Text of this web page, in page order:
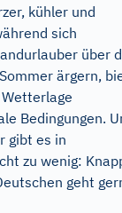
kühler und
sich
über
ärgern,
Bedingungen.
gibt es in
zu wenig:
geht